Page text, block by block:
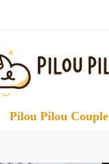
Pilou Pilou Couple